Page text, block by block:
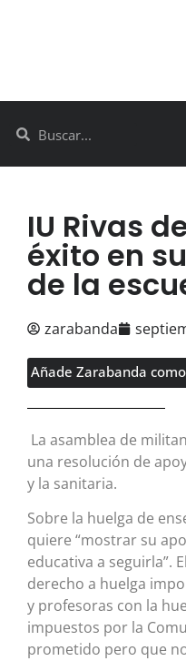
IU Rivas
éxito en
de la
zarabanda
Añade Zarabanda
La asamblea de
una resolución de
y la sanitaria.
Sobre la huelga de
quiere “mostrar su
educativa a seguirla”.
derecho a huelga
y profesoras con la
impuestos por la
prometido pero que